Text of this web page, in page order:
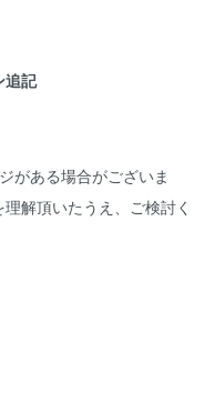
追記
がある場合がございま
解頂いたうえ、ご検討く